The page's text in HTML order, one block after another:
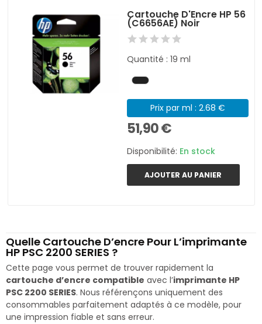
Cartouche D'Encre HP 56
(C6656AE) Noir
Quantité : 19 ml
Prix par ml : 2.68 €
51,90 €
Disponibilité: En stock
AJOUTER AU PANIER
Quelle Cartouche D’encre Pour L’imprimante
HP PSC 2200 SERIES ?
Cette page vous permet de trouver rapidement la
cartouche d’encre compatible avec l’imprimante HP
PSC 2200 SERIES. Nous référençons uniquement des
consommables parfaitement adaptés à ce modèle, pour
une impression fiable et sans erreur.